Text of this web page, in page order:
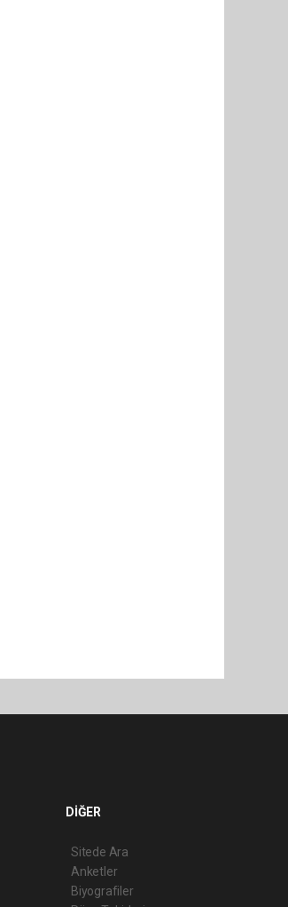
DİĞER
Sitede Ara
Anketler
Biyografiler